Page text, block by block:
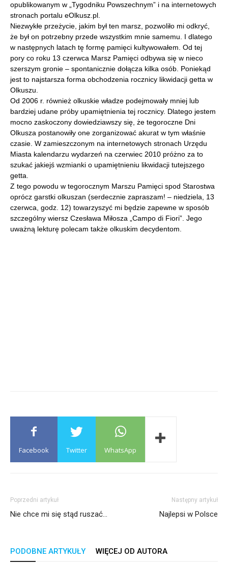
opublikowanym w „Tygodniku Powszechnym” i na internetowych
stronach portalu eOlkusz.pl.
Niezwykłe przeżycie, jakim był ten marsz, pozwoliło mi odkryć,
że był on potrzebny przede wszystkim mnie samemu. I dlatego
w następnych latach tę formę pamięci kultywowałem. Od tej
pory co roku 13 czerwca Marsz Pamięci odbywa się w nieco
szerszym gronie – spontanicznie dołącza kilka osób. Poniekąd
jest to najstarsza forma obchodzenia rocznicy likwidacji getta w
Olkuszu.
Od 2006 r. również olkuskie władze podejmowały mniej lub
bardziej udane próby upamiętnienia tej rocznicy. Dlatego jestem
mocno zaskoczony dowiedziawszy się, że tegoroczne Dni
Olkusza postanowiły one zorganizować akurat w tym właśnie
czasie. W zamieszczonym na internetowych stronach Urzędu
Miasta kalendarzu wydarzeń na czerwiec 2010 próżno za to
szukać jakiejś wzmianki o upamiętnieniu likwidacji tutejszego
getta.
Z tego powodu w tegorocznym Marszu Pamięci spod Starostwa
oprócz garstki olkuszan (serdecznie zapraszam! – niedziela, 13
czerwca, godz. 12) towarzyszyć mi będzie zapewne w sposób
szczególny wiersz Czesława Miłosza „Campo di Fiori”. Jego
uważną lekturę polecam także olkuskim decydentom.
Facebook Twitter WhatsApp
Poprzedni artykuł
Nie chce mi się stąd ruszać…
Następny artykuł
Najlepsi w Polsce
PODOBNE ARTYKUŁY WIĘCEJ OD AUTORA